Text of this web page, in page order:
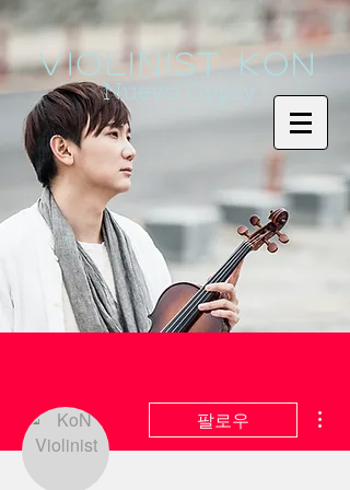
Violinist KoN
Nuevo Gypsy
팔로우